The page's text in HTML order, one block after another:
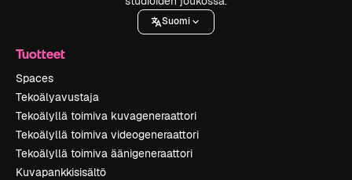
Suomi
Tuotteet
Spaces
Tekoälyavustaja
Tekoälyllä toimiva kuvageneraattori
Tekoälyllä toimiva videogeneraattori
Tekoälyllä toimiva äänigeneraattori
Kuvapankkisisältö